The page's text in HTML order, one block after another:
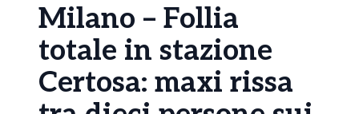
Milano – Follia
totale in stazione
Certosa: maxi rissa